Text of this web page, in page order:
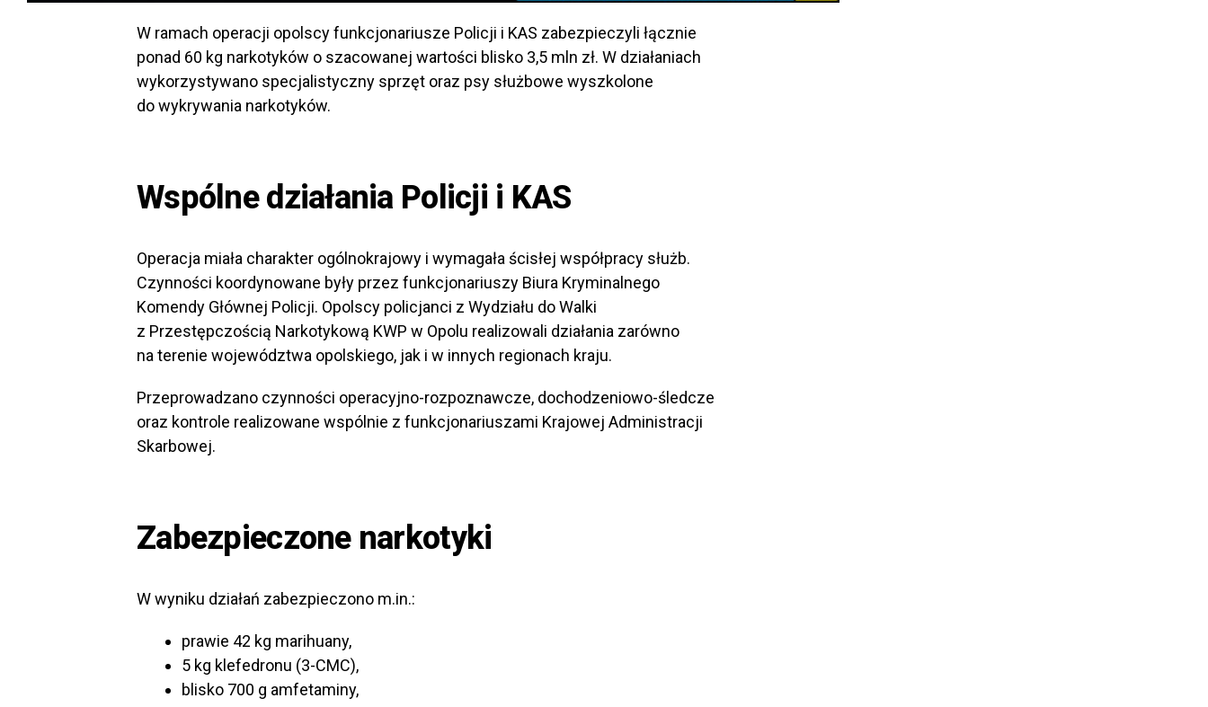
W ramach operacji opolscy funkcjonariusze Policji i KAS zabezpieczyli łącznie
ponad 60 kg narkotyków o szacowanej wartości blisko 3,5 mln zł. W działaniach
wykorzystywano specjalistyczny sprzęt oraz psy służbowe wyszkolone
do wykrywania narkotyków.
Wspólne działania Policji i KAS
Operacja miała charakter ogólnokrajowy i wymagała ścisłej współpracy służb.
Czynności koordynowane były przez funkcjonariuszy Biura Kryminalnego
Komendy Głównej Policji. Opolscy policjanci z Wydziału do Walki
z Przestępczością Narkotykową KWP w Opolu realizowali działania zarówno
na terenie województwa opolskiego, jak i w innych regionach kraju.
Przeprowadzano czynności operacyjno-rozpoznawcze, dochodzeniowo-śledcze
oraz kontrole realizowane wspólnie z funkcjonariuszami Krajowej Administracji
Skarbowej.
Zabezpieczone narkotyki
W wyniku działań zabezpieczono m.in.:
prawie 42 kg marihuany,
5 kg klefedronu (3-CMC),
blisko 700 g amfetaminy,